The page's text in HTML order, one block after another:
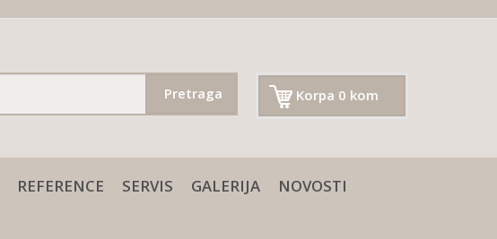
Pretraga Korpa 0 kom
REFERENCE SERVIS GALERIJA NOVOSTI